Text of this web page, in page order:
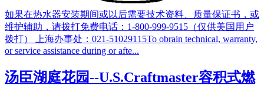
如果在热水器安装期间或以后需要技术资料、质量保证书，或
维护辅助，请拨打免费电话：1-800-999-9515（仅供美国用户
拨打） 上海办事处：021-51029115To obrain technical, warranty,
or service assistance during or afte...
汤臣湖庭花园--U.S.Craftmaster容积式燃